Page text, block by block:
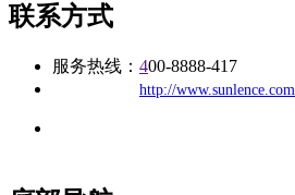
联系方式
服务热线： 400-8888-417
http://www.sunlence.com